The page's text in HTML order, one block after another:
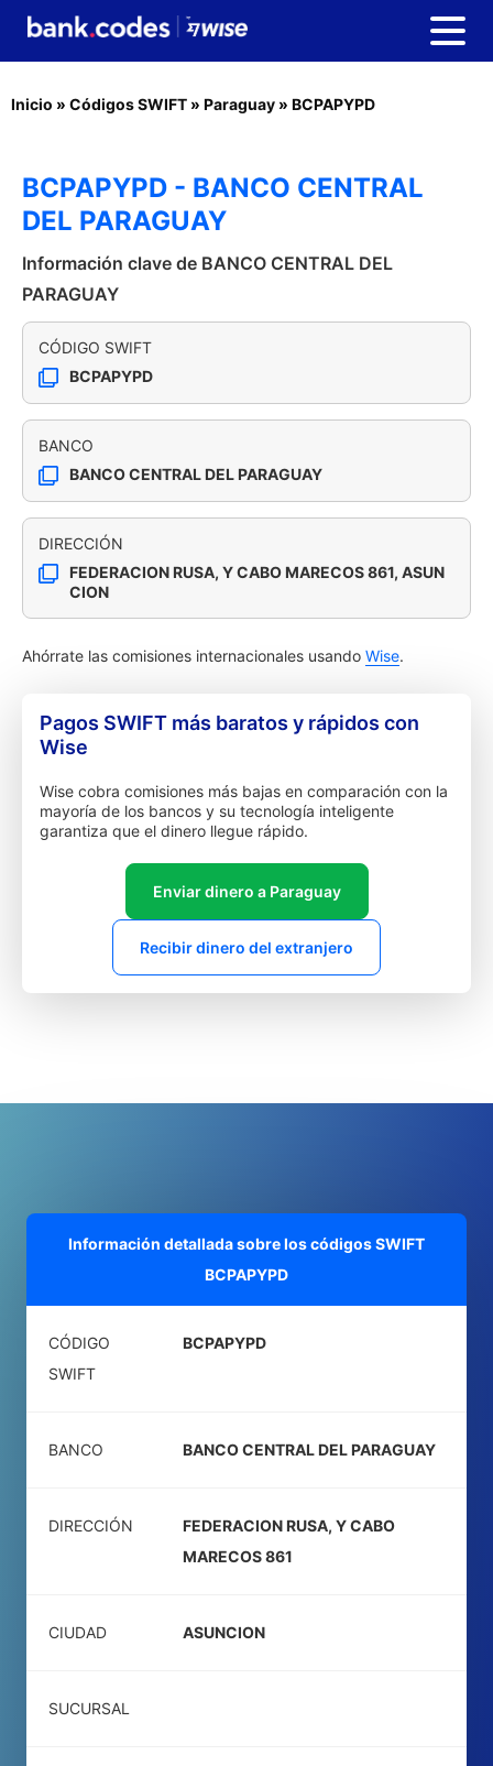
Inicio » Códigos SWIFT » Paraguay » BCPAPYPD
BCPAPYPD - BANCO CENTRAL
DEL PARAGUAY
Información clave de BANCO CENTRAL DEL
PARAGUAY
CÓDIGO SWIFT
BCPAPYPD
BANCO
BANCO CENTRAL DEL PARAGUAY
DIRECCIÓN
FEDERACION RUSA, Y CABO MARECOS 861, ASUN
CION
Ahórrate las comisiones internacionales usando Wise.
Pagos SWIFT más baratos y rápidos con
Wise
Wise cobra comisiones más bajas en comparación con la
mayoría de los bancos y su tecnología inteligente
garantiza que el dinero llegue rápido.
Enviar dinero a Paraguay
Recibir dinero del extranjero
Información detallada sobre los códigos SWIFT
BCPAPYPD
CÓDIGO
SWIFT
BCPAPYPD
BANCO BANCO CENTRAL DEL PARAGUAY
DIRECCIÓN
FEDERACION RUSA, Y CABO
MARECOS 861
CIUDAD ASUNCION
SUCURSAL